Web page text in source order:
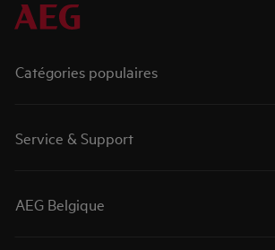
Catégories populaires
Service & Support
AEG Belgique